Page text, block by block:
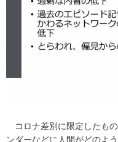
コロナ差別に限定したも
ンダーなどに人間がどのよ